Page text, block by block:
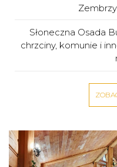
Słoneczna Osada
chrzciny, komunie i